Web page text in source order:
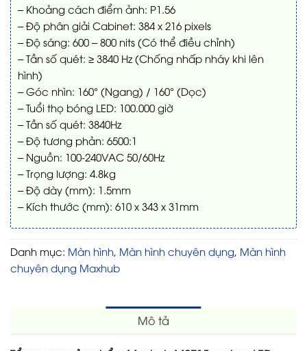
– Khoảng cách điểm ảnh: P1.56
– Độ phân giải Cabinet: 384 x 216 pixels
– Độ sáng: 600 – 800 nits (Có thể điều chỉnh)
– Tần số quét: ≥ 3840 Hz (Chống nhấp nháy khi lên
hình)
– Góc nhìn: 160° (Ngang) / 160° (Dọc)
– Tuổi thọ bóng LED: 100.000 giờ
– Tần số quét: 3840Hz
– Độ tương phản: 6500:1
– Nguồn: 100-240VAC 50/60Hz
– Trọng lượng: 4.8kg
– Độ dày (mm): 1.5mm
– Kích thước (mm): 610 x 343 x 31mm
Danh mục: Màn hình Màn hình chuyên dụng Màn hình
chuyên dụng Maxhub
Mô tả